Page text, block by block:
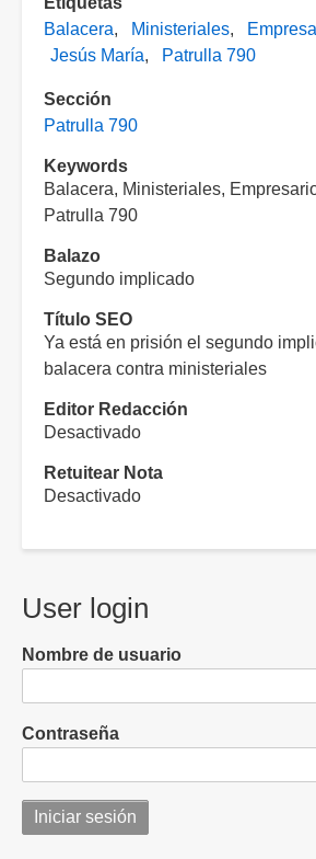
Balacera
Ministeriales
Jesús María
Patrulla 790
Sección
Patrulla 790
Keywords
Balacera, Ministeriales,
Patrulla 790
Balazo
Segundo implicado
Título SEO
Ya está en prisión el segundo
balacera contra ministeriales
Editor Redacción
Desactivado
Retuitear Nota
Desactivado
User login
Nombre de usuario
Contraseña